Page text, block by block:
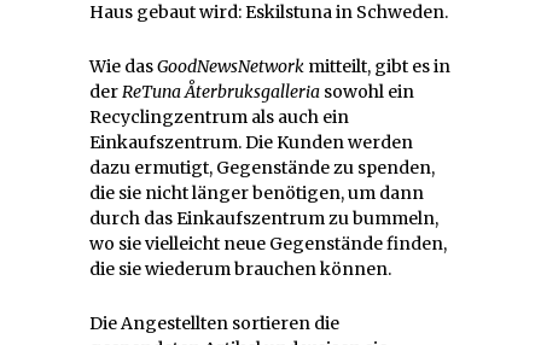
Haus gebaut wird: Eskilstuna in Schweden.
Wie dasGoodNewsNetwork mitteilt, gibt es in
derReTuna Återbruksgalleria sowohl ein
Recyclingzentrum als auch ein
Einkaufszentrum. Die Kunden werden
dazu ermutigt, Gegenstände zu spenden,
die sie nicht länger benötigen, um dann
durch das Einkaufszentrum zu bummeln,
wo sie vielleicht neue Gegenstände finden,
die sie wiederum brauchen können.
Die Angestellten sortieren die